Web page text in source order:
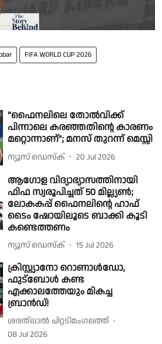
FIFA WORLD CUP 2026
"ഫൈനലിലെ തോൽവിക്ക്
പിന്നാലെ കരഞ്ഞതിൻ്റെ കാരണം
മറ്റൊന്നാണ്"; മനസ് തുറന്ന് മെസ്സി
ന്യൂസ് ഡെസ്ക് 20 Jul 2026
ആഗോള വിദ്യാഭ്യാസത്തിനായി
ഫിഫ സ്വരൂപിച്ചത് 50 മില്ല്യൺ;
ലോകകപ്പ് ഫൈനലിൻ്റെ ഹാഫ്
ടൈം ഷോയിലൂടെ ബാക്കി കൂടി
കണ്ടെത്തണം
ന്യൂസ് ഡെസ്ക് 15 Jul 2026
ക്രിസ്റ്റ്യാനോ റൊണാൾഡോ,
ഫുട്ബോൾ കണ്ട
എക്കാലത്തേയും മികച്ച
ബ്രാൻഡ്!
ശരത്‌ലാൽ ചിറ്റടിമംഗലത്ത്
08 Jul 2026